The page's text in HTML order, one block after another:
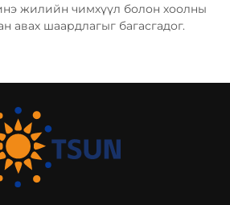
жилийн чимхүүл болон хоолны
авах шаардлагыг багасгадог.